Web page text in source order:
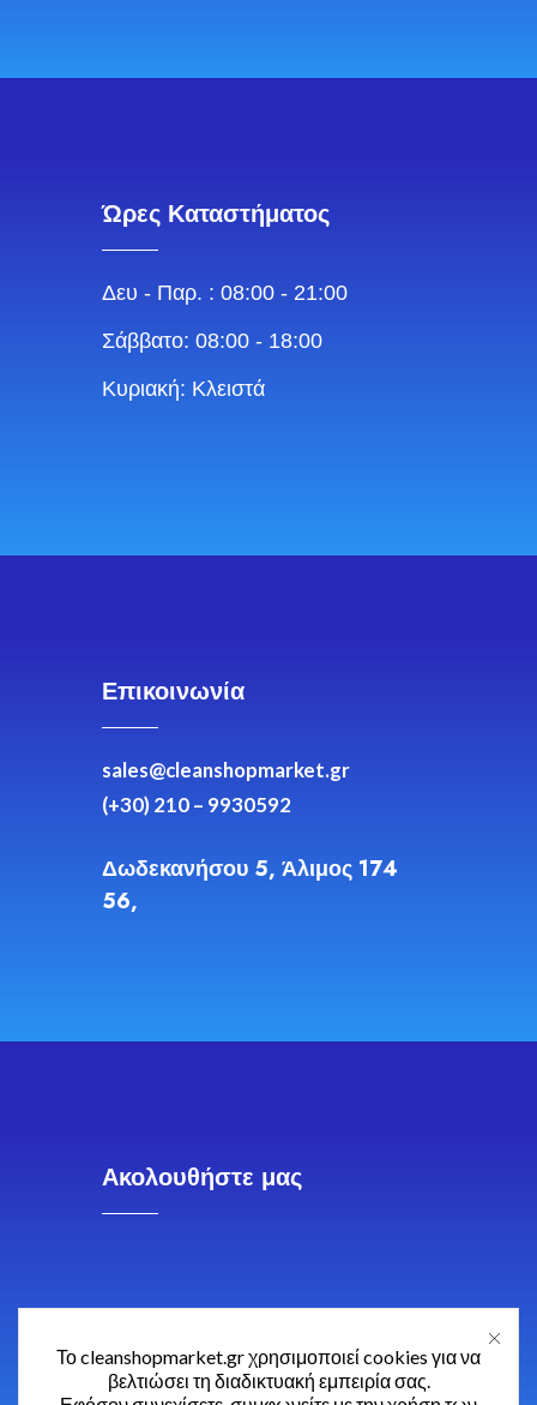
Το cleanshopmarket.gr χρησιμοποιεί cookies για να
βελτιώσει τη διαδικτυακή εμπειρία σας.
Ώρες Καταστήματος
Δευ - Παρ. : 08:00 - 21:00
Σάββατο: 08:00 - 18:00
Κυριακή: Κλειστά
Επικοινωνία
sales@cleanshopmarket.gr
(+30) 210 – 9930592
Δωδεκανήσου 5, Άλιμος 174
56,
Ακολουθήστε μας